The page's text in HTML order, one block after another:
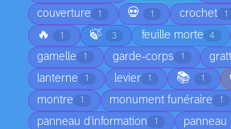
couverture 1 💀 1 crochet 1
🔥 1 🍃 3 feuille morte 4
gamelle 1 garde-corps 1
lanterne 1 levier 1 📚 1
montre 1 monument funéraire 1
panneau d'information 1 panneau